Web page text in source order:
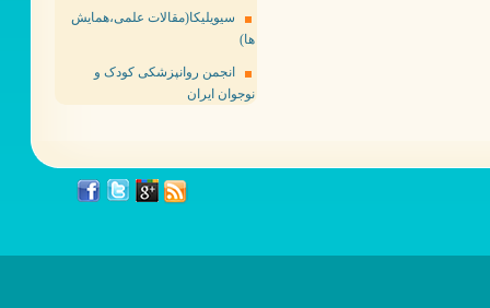
سیویلیکا(مقالات علمی،همایش
ها)
انجمن روانپزشکی کودک و
نوجوان ایران